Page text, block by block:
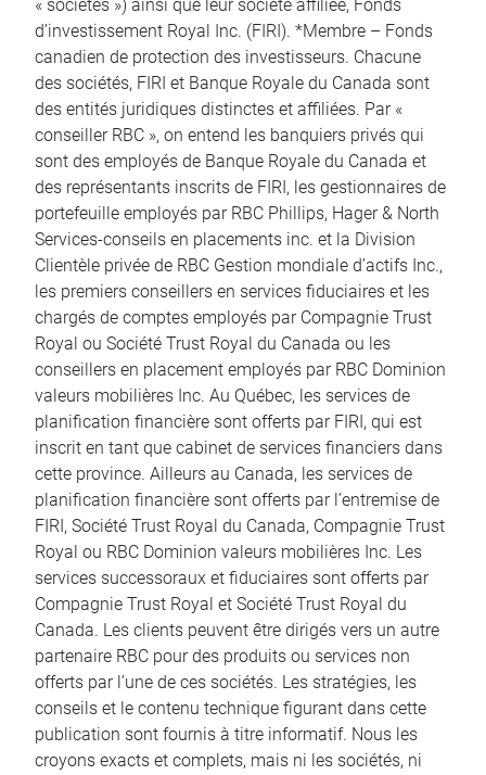
« sociétés ») ainsi que leur société affiliée, Fonds
d’investissement Royal Inc. (FIRI). *Membre – Fonds
canadien de protection des investisseurs. Chacune
des sociétés, FIRI et Banque Royale du Canada sont
des entités juridiques distinctes et affiliées. Par «
conseiller RBC », on entend les banquiers privés qui
sont des employés de Banque Royale du Canada et
des représentants inscrits de FIRI, les gestionnaires de
portefeuille employés par RBC Phillips, Hager & North
Services-conseils en placements inc. et la Division
Clientèle privée de RBC Gestion mondiale d’actifs Inc.,
les premiers conseillers en services fiduciaires et les
chargés de comptes employés par Compagnie Trust
Royal ou Société Trust Royal du Canada ou les
conseillers en placement employés par RBC Dominion
valeurs mobilières Inc. Au Québec, les services de
planification financière sont offerts par FIRI, qui est
inscrit en tant que cabinet de services financiers dans
cette province. Ailleurs au Canada, les services de
planification financière sont offerts par l’entremise de
FIRI, Société Trust Royal du Canada, Compagnie Trust
Royal ou RBC Dominion valeurs mobilières Inc. Les
services successoraux et fiduciaires sont offerts par
Compagnie Trust Royal et Société Trust Royal du
Canada. Les clients peuvent être dirigés vers un autre
partenaire RBC pour des produits ou services non
offerts par l’une de ces sociétés. Les stratégies, les
conseils et le contenu technique figurant dans cette
publication sont fournis à titre informatif. Nous les
croyons exacts et complets, mais ni les sociétés, ni